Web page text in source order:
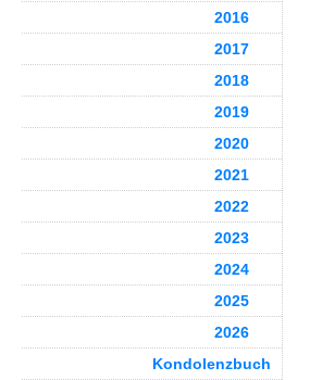
2016
2017
2018
2019
2020
2021
2022
2023
2024
2025
2026
Kondolenzbuch